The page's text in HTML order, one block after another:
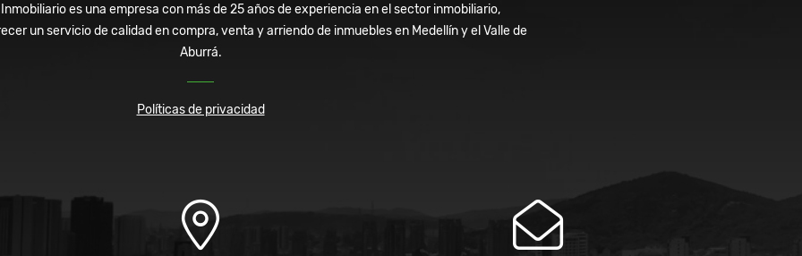
es una empresa con más de 25 años de experiencia en el sector inmobiliario,
un servicio de calidad en compra, venta y arriendo de inmuebles en Medellín y el Valle de
Aburrá.
Políticas de privacidad